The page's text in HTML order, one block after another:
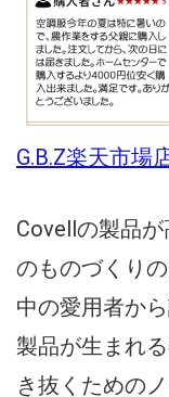
G.B.Z楽天市場
Covellの製品
のものづくり
中の愛用者か
製品が生まれ
き抜くための